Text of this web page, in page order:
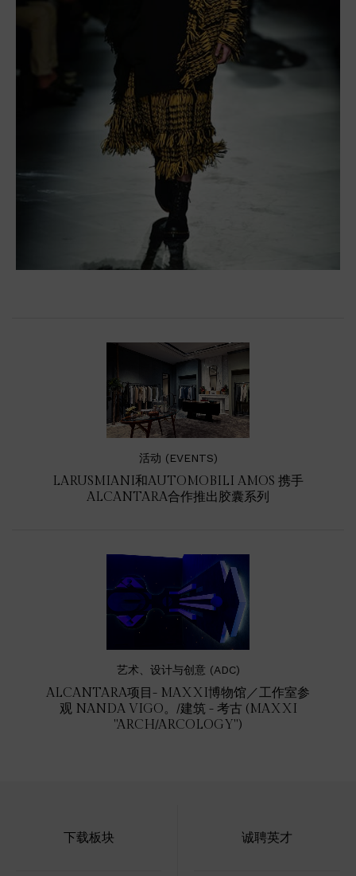
活动 (EVENTS)
LARUSMIANI和AUTOMOBILI AMOS 携手
ALCANTARA合作推出胶囊系列
艺术、设计与创意 (ADC)
ALCANTARA项目- MAXXI博物馆／工作室参
观 NANDA VIGO。/建筑 - 考古 (MAXXI
"ARCH/ARCOLOGY")
下载板块 诚聘英才